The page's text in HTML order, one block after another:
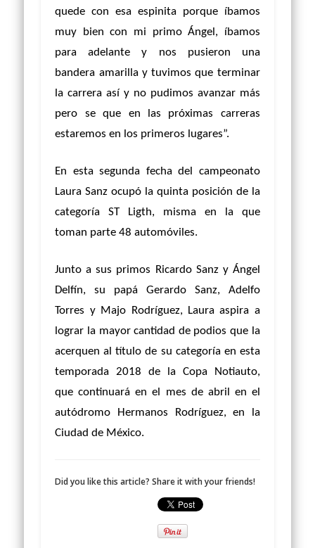
quede con esa espinita porque íbamos
muy bien con mi primo Ángel, íbamos
para adelante y nos pusieron una
bandera amarilla y tuvimos que terminar
la carrera así y no pudimos avanzar más
pero se que en las próximas carreras
estaremos en los primeros lugares”.
En esta segunda fecha del campeonato
Laura Sanz ocupó la quinta posición de la
categoría ST Ligth, misma en la que
toman parte 48 automóviles.
Junto a sus primos Ricardo Sanz y Ángel
Delfín, su papá Gerardo Sanz, Adelfo
Torres y Majo Rodríguez, Laura aspira a
lograr la mayor cantidad de podios que la
acerquen al título de su categoría en esta
temporada 2018 de la Copa Notiauto,
que continuará en el mes de abril en el
autódromo Hermanos Rodríguez, en la
Ciudad de México.
Did you like this article? Share it with your friends!